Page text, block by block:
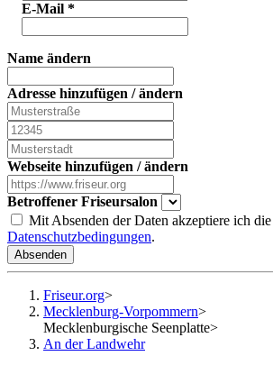
E-Mail *
Name ändern
Adresse hinzufügen / ändern
Webseite hinzufügen / ändern
Betroffener Friseursalon
Mit Absenden der Daten akzeptiere ich die
Datenschutzbedingungen.
Absenden
Friseur.org>
Mecklenburg-Vorpommern>
Mecklenburgische Seenplatte>
An der Landwehr